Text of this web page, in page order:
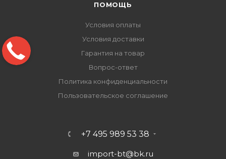
ПОМОЩЬ
Условия оплаты
Условия доставки
Гарантия на товар
Вопрос-ответ
Политика конфиденциальности
Пользовательское соглашение
+7 495 989 53 38
import-bt@bk.ru